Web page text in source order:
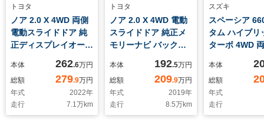
トヨタ
ノア 2.0 X 4WD 両側
電動スライドドア 純
正ディスプレイオーデ
冷地仕様 セーフティ
センス レーダークル
ーズ スマートエント
リー コーナーセンサ
ー ETC2.0 オートマチ
本体 262.6万円
総額
279.9万円
年式
2022年
走行
7.1万km
トヨタ
ノア 2.0 X 4WD 電動
スライドドア 純正メ
モリーナビ バックカ
ス クルーズコントロ
ール レーンキープア
シスト コーナーセン
サー オートマチック
ハイビーム LEDヘッ
本体 192.5万円
総額
209.9万円
年式
2019年
走行
8.5万km
スズキ
スペーシア
タム ハイブリ
ターボ 4WD
モリーナビ 全
メラ セーフテ
ート レーダー
ズ 2トーンカラ
ーフレザーシ
本体
総額
年式
走行